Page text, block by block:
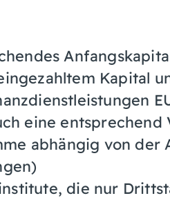
Kapital
eine entsprechend
abhängig von der
die nur